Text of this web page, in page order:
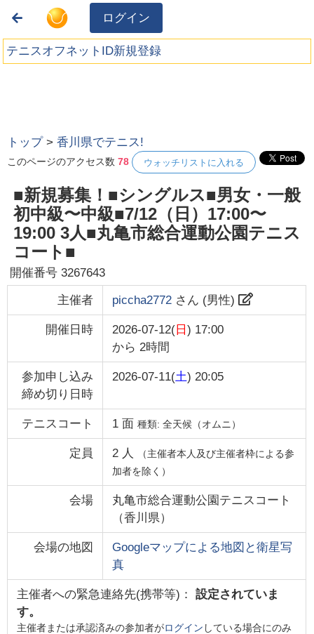
ログイン
テニスオフネットID新規登録
トップ >香川県でテニス!
このページのアクセス数78 ウォッチリストに入れる
■新規募集！■シングルス■男女・一般
初中級〜中級■7/12（日）17:00〜
19:00 3人■丸亀市総合運動公園テニス
コート■
開催番号3267643
主催者 piccha2772さん (男性)
開催日時 2026-07-12(日 ) 17:00
から 2時間
参加申し込み
締め切り日時
2026-07-11(土) 20:05
テニスコート 1面 種類: 全天候（オムニ）
定員 2 人
（主催者本人及び主催者枠による参
加者を除く）
会場
丸亀市総合運動公園テニスコート
（香川県）
会場の地図
Googleマップによる地図と衛星写
真
主催者への緊急連絡先(携帯等)： 設定されていま
す。
主催者または承認済みの参加者がログイン している場合にのみ